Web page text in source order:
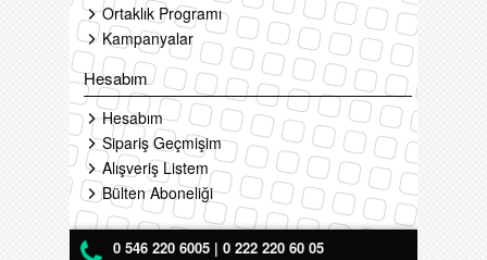
Ortaklık Programı
Kampanyalar
Hesabım
Hesabım
Sipariş Geçmişim
Alışveriş Listem
Bülten Aboneliği
0 546 220 6005 | 0 222 220 60 05